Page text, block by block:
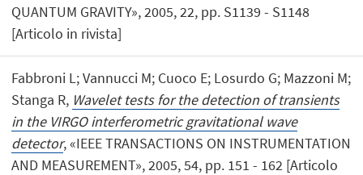
QUANTUM GRAVITY», 2005, 22, pp. S1139 - S1148
[Articolo in rivista]
Fabbroni L; Vannucci M; Cuoco E; Losurdo G; Mazzoni M;
Stanga R, Wavelet tests for the detection of transients
in the VIRGO interferometric gravitational wave
detector, «IEEE TRANSACTIONS ON INSTRUMENTATION
AND MEASUREMENT», 2005, 54, pp. 151 - 162 [Articolo